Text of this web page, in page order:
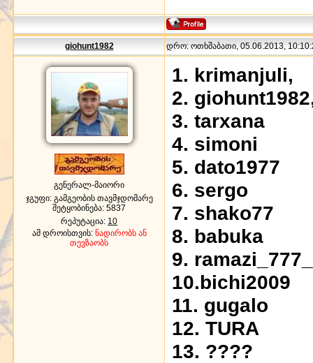
giohunt1982 დრო: ოთხშაბათი, 05.06.2013,
გენერალ-მაიორი
ჯგუფი: გამგეობის თავმჯდომარე
შეტყობინება: 5837
რეპუტაცია: 10
ამ დროისთვის: ნადირობს ან
თევზაობს
1. krimanjuli,
2.
3. tarxana
4. simoni
5. dato1977
6. sergo
7. shako77
8. babuka
9. ramazi_777_
10.bichi2009
11. gugalo
12. TURA
13. ????